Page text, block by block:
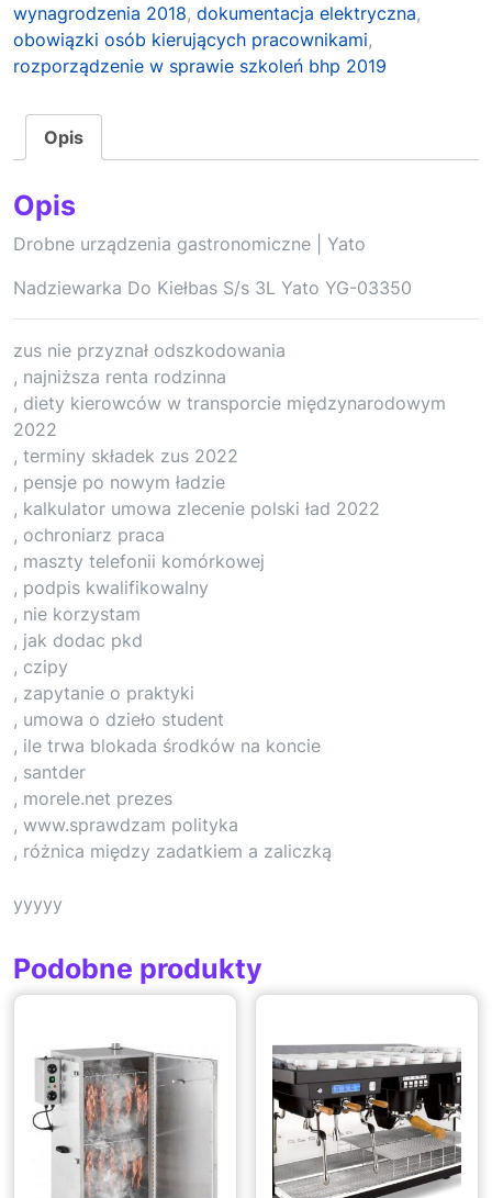
wynagrodzenia 2018, dokumentacja elektryczna,
obowiązki osób kierujących pracownikami,
rozporządzenie w sprawie szkoleń bhp 2019
Opis
Opis
Drobne urządzenia gastronomiczne | Yato
Nadziewarka Do Kiełbas S/s 3L Yato YG-03350
zus nie przyznał odszkodowania
, najniższa renta rodzinna
, diety kierowców w transporcie międzynarodowym
2022
, terminy składek zus 2022
, pensje po nowym ładzie
, kalkulator umowa zlecenie polski ład 2022
, ochroniarz praca
, maszty telefonii komórkowej
, podpis kwalifikowalny
, nie korzystam
, jak dodac pkd
, czipy
, zapytanie o praktyki
, umowa o dzieło student
, ile trwa blokada środków na koncie
, santder
, morele.net prezes
, www.sprawdzam polityka
, różnica między zadatkiem a zaliczką
yyyyy
Podobne produkty